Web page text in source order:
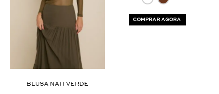
BLUSA NATI VERDE
COMPRAR AGORA